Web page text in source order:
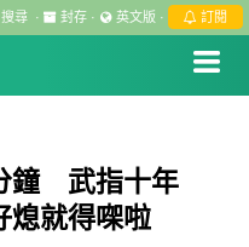
搜尋 · 封存 · 英文版 · 訂閱
鐘 武指十年
就得㗎啦